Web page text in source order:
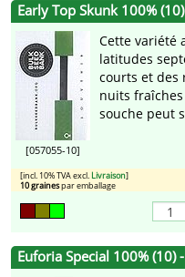
Early Top Skunk 100%
[057055-10]
Cette variété
latitudes
courts et des
nuits
souche peut
[incl. 10% TVA excl. Livraison]
10 grainespar emballage
Euforia Special 100% (10)